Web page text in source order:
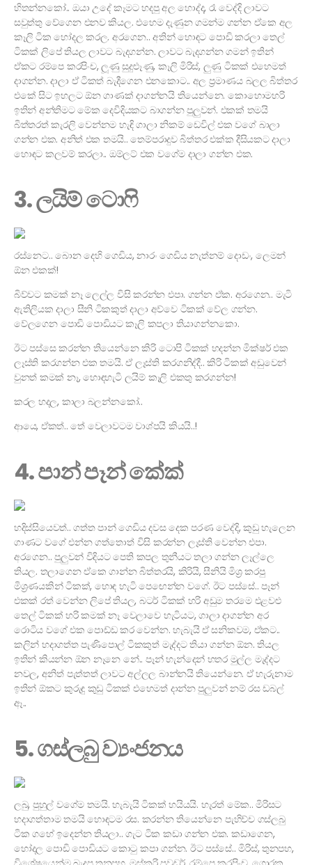
හිතන්නකෝ.. ඔයා උදේ කෑමට හදපු අල හොද්ද, රෑ වෙද්දි ලාවට
සවුත්තු වේගෙන එනව කියල. එහෙම දැණුන ගමන්ම ගන්න ඒකෙ අල
කෑලි ටික හෝදල කරල. අරගෙන.. අතින් හොඳට පොඩි කරලා තෙල්
ටිකක් ලිපේ තියල ලාවට බැදගන්න. ලාවට බැදගන්න ගමන් ඉතින්
ඒකට රම්පෙ කරපිංච, ලූණු සුදුළූණු, කෑලි මිරිස්, ලුණු ටිකක් එහෙමත්
දාගන්න. දාලා ඒ ටිකත් බැදීගෙන එනකොට.. අල ප්‍රමාණය බලල බිත්තර
එකේ සිට ඉහලට ඕන ගාණක් දාගන්නයි තියෙන්නෙ. කොහොමහරි
ඉතින් අන්තිමට මේක දෙවිදියකට බාගන්න පුලුවන්. එකක් තමයි
බිත්තරත් කැරලි වෙන්නම හැඳි ගාලා නිකම් ඩෙවිල් එක වගේ බාලා
ගන්න එක. අනිත් එක තමයි.. තෙම්පරාදුව බිත්තර එක්ක දීසියකට දාලා
හොඳට කලවම් කරලා.. ඔම්ලට් එක වගේම දාලා ගන්න එක.
3. ලයිම් ටොෆි
රස්නෙට.. බොන දෙහි ගෙඩිය, නාරං ගෙඩිය නැත්නම් දොඩං, ලෙමන්
ඕන එකක්!
බිව්වට කමක් නෑ ලෙල්ල විසි කරන්න එපා. ගන්න ඒක. අරගෙන.. මැටි
ඇතිලියක දාලා සීනි ටිකකුත් දාලා අව්වෙ ටිකක් වේල ගන්න.
වේලගෙන පොඩි පොඩියට කෑලි කපලා තියාගන්නකො.
ඊට පස්සෙ කරන්න තියෙන්නෙ කිරි ටොපි ටිකක් හදන්න මික්ෂර් එක
ලෑස්ති කරගන්න එක තමයි. ඒ ලෑස්ති කරගනිද්දී.. කිරි ටිකක් අඩුවෙන්
වුනත් කමක් නෑ, හොඳහැටි ලයිම් කෑලි එකතු කරගන්න!
කරල හදල, කාලා බලන්නකෝ..
ආයෙ, ඒකත්.. තේ වෙලාවටම වාශ්පයි කියයි..!
4. පාන් පෑන් කේක්
හදිස්සියෙවත්.. ගත්ත පාන් ගෙඩිය දවස දෙක පරණ වෙද්දි, කුඩු හැලෙන
ගාණට වගේ එන්න ගත්තොත් විසි කරන්න ලෑස්ති වෙන්න එපා.
අරගෙන.. පුලුවන් විදියට පෙති කපල තුනීයට තලා ගන්න ලෑල්ලෙ
තියල. තලාගෙන ඒකෙ ගාන්න බිත්තරයි, කිරියි, සීනියි මිශ්‍ර කරපු
මිශ්‍රණයකින් ටිකක්, හොඳ හැටි පෙඟෙන්න වගේ. ඊට පස්සේ.. පෑන්
එකක් රත් වෙන්න ලිපේ තියල, බටර් ටිකක් හරි අඩුම තරමෙ එළවළු
තෙල් ටිකක් හරි කමක් නෑ වෙලාවෙ හැටියට, ගාලා දාගන්න අර
රොටිය වගේ එක පොඩ්ඩ කර වෙන්න. හැබැයි ඒ සනිකවම, ඒකට..
කලින් හදාගත්ත පැණිපොල් ටිකකුත් මැද්දට තියා ගන්න ඕන. තියල
ඉතින් කියන්න ඕන නෑනෙ නේ.. පෑන් හැන්දෙන් හතර මුල්ල මැද්දට
නවල, අනිත් පැත්තත් ලාවට අල්ලල බාන්නයි තියෙන්නෙ. ඒ හැරුනාම
ඉතින් ඕකට කුරුඳු කුඩු ටිකක් එහෙමත් දාන්න පුලුවන් නම් රස ඩබල්
ඈ..
5. ගස්ලබු ව්‍යංජනය
ලබු, පුහුල් වගේම තමයි. හැබැයි ටිකක් හයියයි. හැරත් මේක.. මිරිසට
හදාගත්තාම තමයි හොඳටම රස. කරන්න තියෙන්නෙ පැහිච්ච ගස්ලබු
ටික ගහේ ඉදෙන්න තියලා.. ගැට ටික කඩා ගන්න එක. කඩාගෙන,
හෝදල පොඩි පොඩියට කොටු කපා ගන්න. ඊට පස්සේ.. මිරිස්, තුනපහ,